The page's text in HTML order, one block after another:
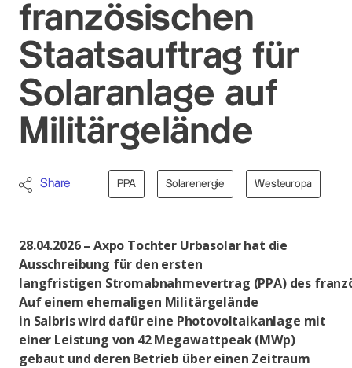
Axpo Group
französischen
Staatsauftrag für
Solaranlage auf
Militärgelände
Share PPA Solarenergie Westeuropa
28.04.2026 – Axpo Tochter Urbasolar hat die
Ausschreibung für den ersten
langfristigen Stromabnahmevertrag (PPA) des
Auf einem ehemaligen Militärgelände
in Salbris wird dafür eine Photovoltaikanlage mit
einer Leistung von 42 Megawattpeak (MWp)
gebaut und deren Betrieb über einen Zeitraum